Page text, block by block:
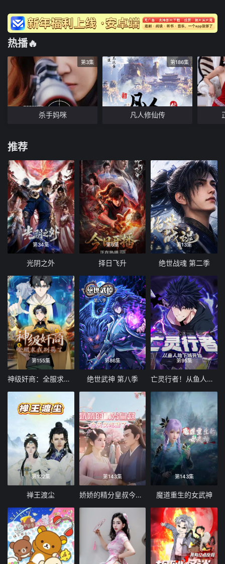
热播🔥
第3集
杀手妈咪
第186集
凡人修仙传
推荐
第34集
光阴之外
第6集
择日飞升
第13集
绝世战魂 第二季
第155集
神级奸商：全服求我别薅了 动态漫画
第86集
绝世武神 第八季
第95集
亡灵行者！从鱼人地下城开始 动态漫画
第122集
禅王渡尘
第143集
娇娇的精分皇叔今天又吃醋了
第143集
魔道重生的女武神